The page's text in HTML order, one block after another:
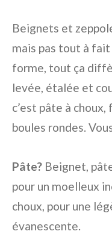
Beignets et
mais pas tout à
forme, tout ça
levée, étalée et
c’est pâte à
boules rondes.
Pâte? Beignet,
pour un moelleux
choux, pour une
évanescente.